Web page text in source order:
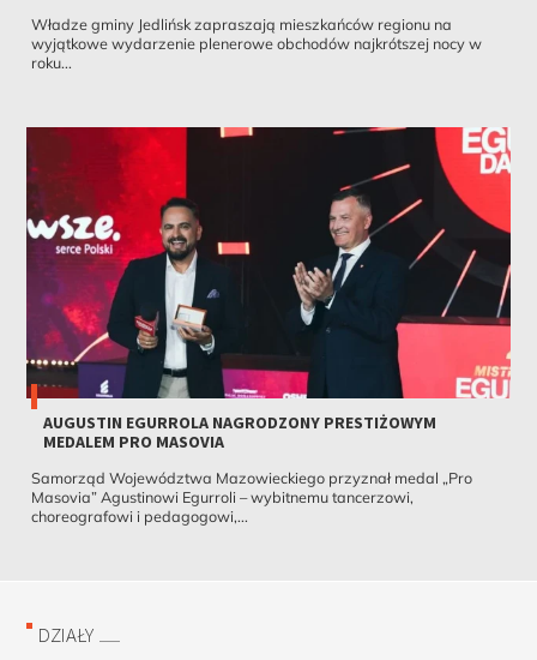
Władze gminy Jedlińsk zapraszają mieszkańców regionu na
wyjątkowe wydarzenie plenerowe obchodów najkrótszej nocy w
roku...
AUGUSTIN EGURROLA NAGRODZONY PRESTIŻOWYM
MEDALEM PRO MASOVIA
Samorząd Województwa Mazowieckiego przyznał medal „Pro
Masovia” Agustinowi Egurroli – wybitnemu tancerzowi,
choreografowi i pedagogowi,...
DZIAŁY